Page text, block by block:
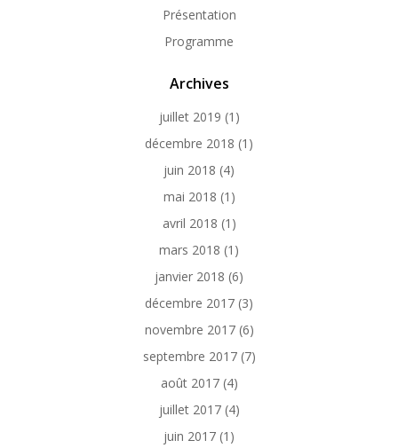
Présentation
Programme
Archives
juillet 2019 (1)
décembre 2018 (1)
juin 2018 (4)
mai 2018 (1)
avril 2018 (1)
mars 2018 (1)
janvier 2018 (6)
décembre 2017 (3)
novembre 2017(6)
septembre 2017(7)
août 2017(4)
juillet 2017(4)
juin 2017 (1)